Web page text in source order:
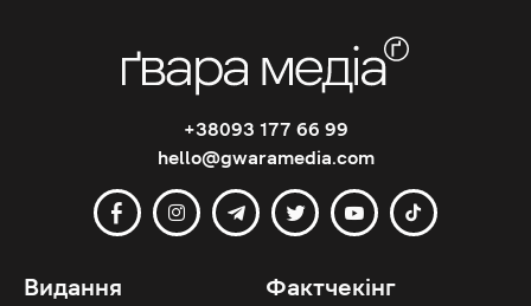
+38093 177 66 99
hello@gwaramedia.com
Видання Фактчекінг